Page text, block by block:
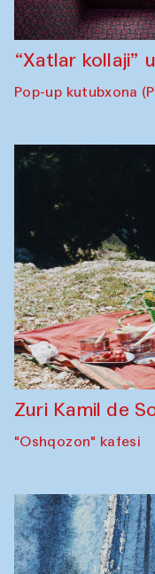
“Xatlar kollaji”
Pop-up kutubxona
Zuri Kamil de
"Oshqozon" kafesi